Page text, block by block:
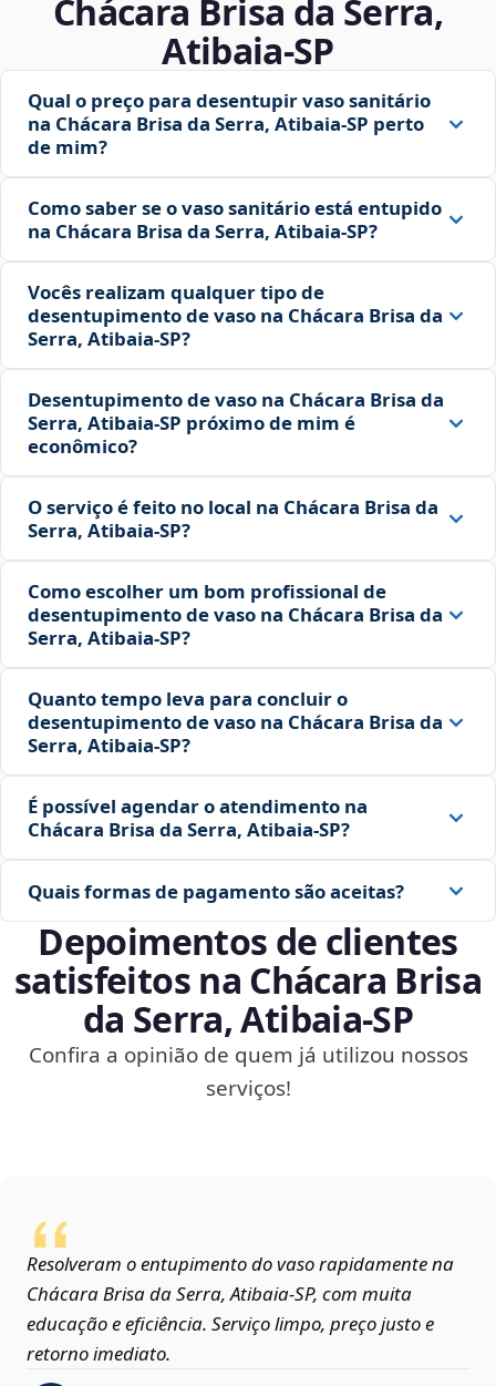
Chácara Brisa da Serra,
Atibaia‑SP
Qual o preço para desentupir vaso sanitário
na Chácara Brisa da Serra, Atibaia‑SP perto
de mim?
Como saber se o vaso sanitário está entupido
na Chácara Brisa da Serra, Atibaia‑SP?
Vocês realizam qualquer tipo de
desentupimento de vaso na Chácara Brisa da
Serra, Atibaia‑SP?
Desentupimento de vaso na Chácara Brisa da
Serra, Atibaia‑SP próximo de mim é
econômico?
O serviço é feito no local na Chácara Brisa da
Serra, Atibaia‑SP?
Como escolher um bom profissional de
desentupimento de vaso na Chácara Brisa da
Serra, Atibaia‑SP?
Quanto tempo leva para concluir o
desentupimento de vaso na Chácara Brisa da
Serra, Atibaia‑SP?
É possível agendar o atendimento na
Chácara Brisa da Serra, Atibaia‑SP?
Quais formas de pagamento são aceitas?
Depoimentos de clientes
satisfeitos na Chácara Brisa
da Serra, Atibaia‑SP
Confira a opinião de quem já utilizou nossos
serviços!
Resolveram o entupimento do vaso rapidamente na
Chácara Brisa da Serra, Atibaia‑SP, com muita
educação e eficiência. Serviço limpo, preço justo e
retorno imediato.